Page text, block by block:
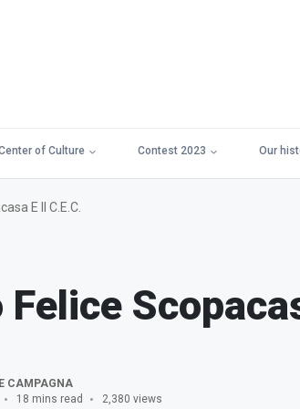
of Culture Contest 2023 Our
E Il C.E.C.
Felice
CAMPAGNA
18 mins read 2,380 views